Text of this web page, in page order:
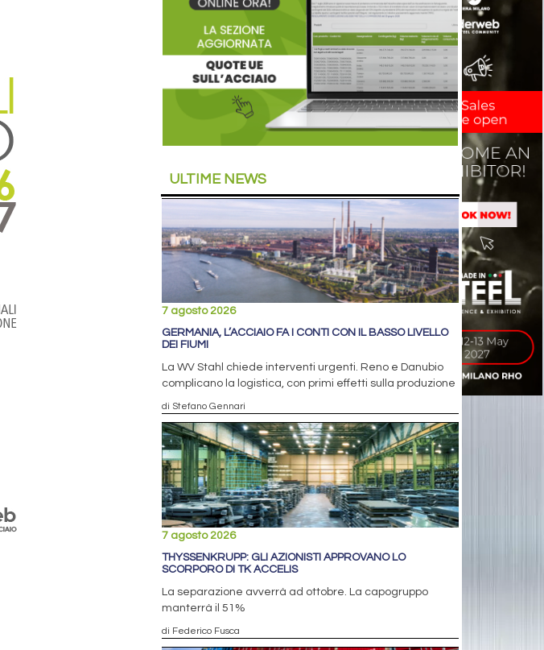
ULTIME NEWS
7 agosto 2026
GERMANIA, L’ACCIAIO FA I CONTI CON IL BASSO LIVELLO
DEI FIUMI
La WV Stahl chiede interventi urgenti. Reno e Danubio
complicano la logistica, con primi effetti sulla produzione
di Stefano Gennari
7 agosto 2026
THYSSENKRUPP: GLI AZIONISTI APPROVANO LO
SCORPORO DI TK ACCELIS
La separazione avverrà ad ottobre. La capogruppo
manterrà il 51%
di Federico Fusca